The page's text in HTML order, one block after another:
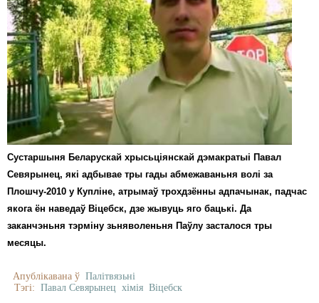
Сустаршыня Беларускай хрысьціянскай дэмакратыі Павал
Севярынец, які адбывае тры гады абмежаваньня волі за
Плошчу-2010 у Купліне, атрымаў трохдзённы адпачынак, падчас
якога ён наведаў Віцебск, дзе жывуць яго бацькі. Да
заканчэньня тэрміну зьняволеньня Паўлу засталося тры
месяцы.
Апублікавана ў Палітвязьні
Тэгі: Павал Севярынец хімія Віцебск
Экалёгія
Правы працоўных
Сацыяльныя правы